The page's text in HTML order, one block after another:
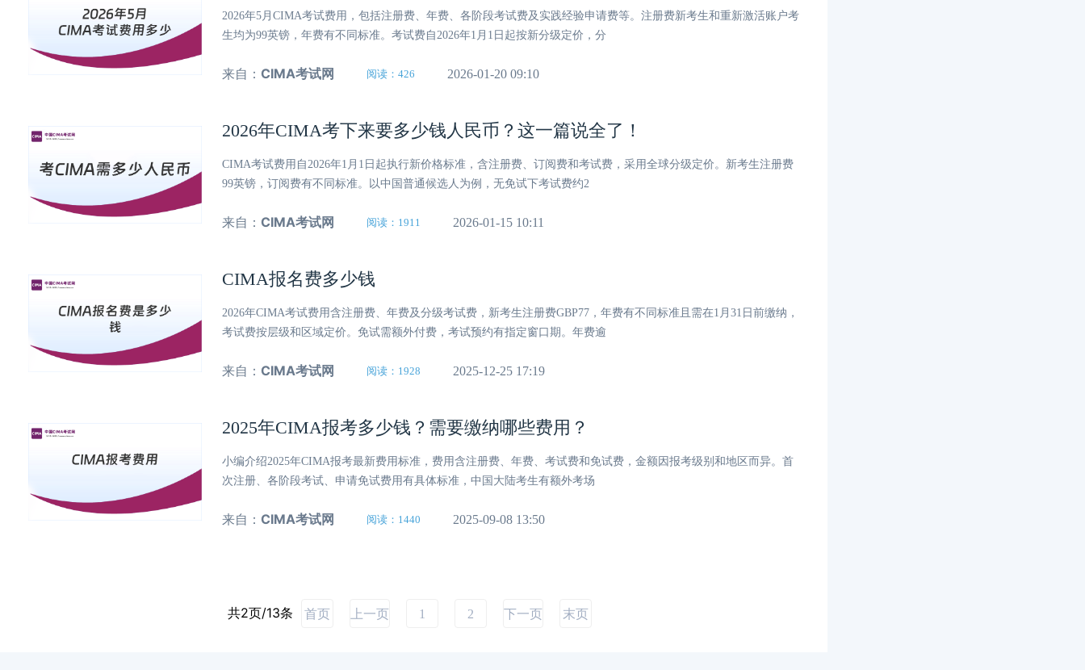
2026年5月CIMA考试费用，包括注册费、年费、各阶段考试费及实践经验申请费等。注册费新考生和重新激活账户考
生均为99英镑，年费有不同标准。考试费自2026年1月1日起按新分级定价，分
来自： CIMA考试网 阅读：426 2026-01-20 09:10
2026年CIMA考下来要多少钱人民币？这一篇说全了！
CIMA考试费用自2026年1月1日起执行新价格标准，含注册费、订阅费和考试费，采用全球分级定价。新考生注册费
99英镑，订阅费有不同标准。以中国普通候选人为例，无免试下考试费约2
来自： CIMA考试网 阅读：1911 2026-01-15 10:11
CIMA报名费多少钱
2026年CIMA考试费用含注册费、年费及分级考试费，新考生注册费GBP77，年费有不同标准且需在1月31日前缴纳，
考试费按层级和区域定价。免试需额外付费，考试预约有指定窗口期。年费逾
来自： CIMA考试网 阅读：1928 2025-12-25 17:19
2025年CIMA报考多少钱？需要缴纳哪些费用？
小编介绍2025年CIMA报考最新费用标准，费用含注册费、年费、考试费和免试费，金额因报考级别和地区而异。首
次注册、各阶段考试、申请免试费用有具体标准，中国大陆考生有额外考场
来自： CIMA考试网 阅读：1440 2025-09-08 13:50
共2页/13条 首页 上一页 1 2 下一页 末页